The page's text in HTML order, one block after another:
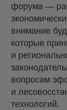
форума —
внимание
которые
и
вопросам
и
технологий.